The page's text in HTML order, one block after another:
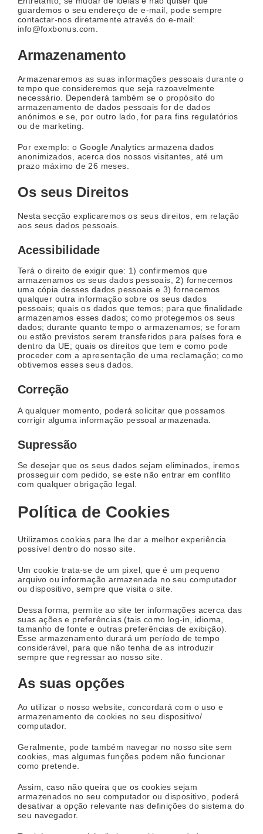
guardemos o seu endereço de e-mail, pode sempre
contactar-nos diretamente através do e-mail:
info@foxbonus.com.
Armazenamento
Armazenaremos as suas informações pessoais durante o
tempo que consideremos que seja razoavelmente
necessário. Dependerá também se o propósito do
armazenamento de dados pessoais for de dados
anónimos e se, por outro lado, for para fins regulatórios
ou de marketing.
Por exemplo: o Google Analytics armazena dados
anonimizados, acerca dos nossos visitantes, até um
prazo máximo de 26 meses.
Os seus Direitos
Nesta secção explicaremos os seus direitos, em relação
aos seus dados pessoais.
Acessibilidade
Terá o direito de exigir que: 1) confirmemos que
armazenamos os seus dados pessoais, 2) fornecemos
uma cópia desses dados pessoais e 3) fornecemos
qualquer outra informação sobre os seus dados
pessoais; quais os dados que temos; para que finalidade
armazenamos esses dados; como protegemos os seus
dados; durante quanto tempo o armazenamos; se foram
ou estão previstos serem transferidos para países fora e
dentro da UE; quais os direitos que tem e como pode
proceder com a apresentação de uma reclamação; como
obtivemos esses seus dados.
Correção
A qualquer momento, poderá solicitar que possamos
corrigir alguma informação pessoal armazenada.
Supressão
Se desejar que os seus dados sejam eliminados, iremos
prosseguir com pedido, se este não entrar em conflito
com qualquer obrigação legal.
Política de Cookies
Utilizamos cookies para lhe dar a melhor experiência
possível dentro do nosso site.
Um cookie trata-se de um pixel, que é um pequeno
arquivo ou informação armazenada no seu computador
ou dispositivo, sempre que visita o site.
Dessa forma, permite ao site ter informações acerca das
suas ações e preferências (tais como log-in, idioma,
tamanho de fonte e outras preferências de exibição).
Esse armazenamento durará um período de tempo
considerável, para que não tenha de as introduzir
sempre que regressar ao nosso site.
As suas opções
Ao utilizar o nosso website, concordará com o uso e
armazenamento de cookies no seu dispositivo/
computador.
Geralmente, pode também navegar no nosso site sem
cookies, mas algumas funções podem não funcionar
como pretende.
Assim, caso não queira que os cookies sejam
armazenados no seu computador ou dispositivo, poderá
desativar a opção relevante nas definições do sistema do
seu navegador.